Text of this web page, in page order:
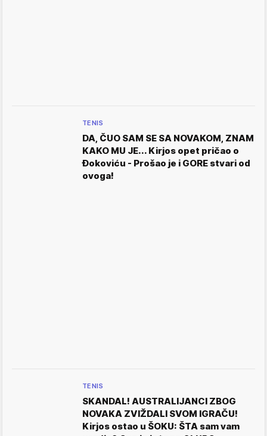
TENIS
DA, ČUO SAM SE SA NOVAKOM, ZNAM
KAKO MU JE... Kirjos opet pričao o
Đokoviću - Prošao je i GORE stvari od
ovoga!
TENIS
SKANDAL! AUSTRALIJANCI ZBOG
NOVAKA ZVIŽDALI SVOM IGRAČU!
Kirjos ostao u ŠOKU: ŠTA sam vam